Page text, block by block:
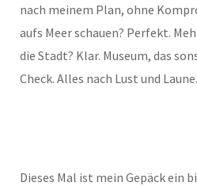
nach meinem Plan, ohne
aufs Meer schauen? Perfekt.
die Stadt? Klar. Museum, das
Check. Alles nach Lust und Laune.
Dieses Mal ist mein Gepäck ein